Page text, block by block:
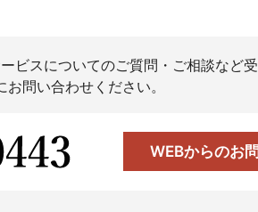
ビスについてのご質問・ご相談など
お問い合わせください。
WEBからのお